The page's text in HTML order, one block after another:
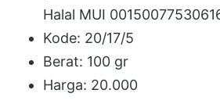
Halal MUI
Kode: 20/17/5
Berat: 100 gr
Harga: 20.000